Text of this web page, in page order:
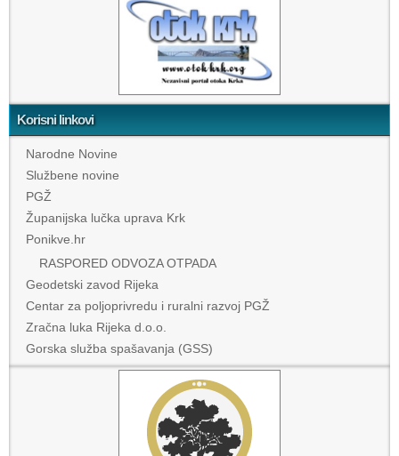
Korisni linkovi
Narodne Novine
Službene novine
PGŽ
Županijska lučka uprava Krk
Ponikve.hr
RASPORED ODVOZA OTPADA
Geodetski zavod Rijeka
Centar za poljoprivredu i ruralni razvoj PGŽ
Zračna luka Rijeka d.o.o.
Gorska služba spašavanja (GSS)